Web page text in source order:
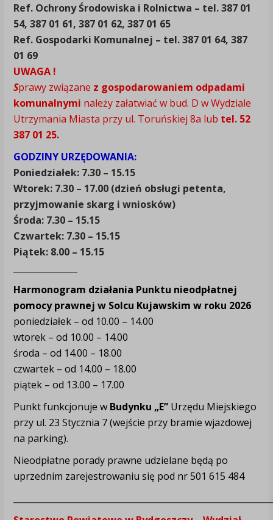
Ref. Ochrony Środowiska i Rolnictwa – tel. 387 01
54, 387 01 61, 387 01 62, 387 01 65
Ref. Gospodarki Komunalnej – tel. 387 01 64, 387
01 69
UWAGA !
Sprawy związane z gospodarowaniem odpadami
komunalnymi należy załatwiać w bud. D w Wydziale
Utrzymania Miasta przy ul. Toruńskiej 8a lub tel. 52
387 01 25.
GODZINY URZĘDOWANIA:
Poniedziałek: 7.30 – 15.15
Wtorek: 7.30 – 17.00 (dzień obsługi petenta,
przyjmowanie skarg i wniosków)
Środa: 7.30 – 15.15
Czwartek: 7.30 – 15.15
Piątek: 8.00 – 15.15
Harmonogram działania Punktu nieodpłatnej
pomocy prawnej w Solcu Kujawskim w roku 2026
poniedziałek – od 10.00 – 14.00
wtorek – od 10.00 – 14.00
środa – od 14.00 – 18.00
czwartek – od 14.00 – 18.00
piątek – od 13.00 – 17.00
Punkt funkcjonuje w Budynku „E” Urzędu Miejskiego
przy ul. 23 Stycznia 7 (wejście przy bramie wjazdowej
na parking).
Nieodpłatne porady prawne udzielane będą po
uprzednim zarejestrowaniu się pod nr 501 615 484